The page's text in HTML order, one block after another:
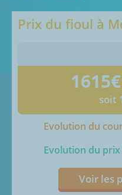
Prix du fioul à
1615
soit
Evolution du
Evolution du
Voir les